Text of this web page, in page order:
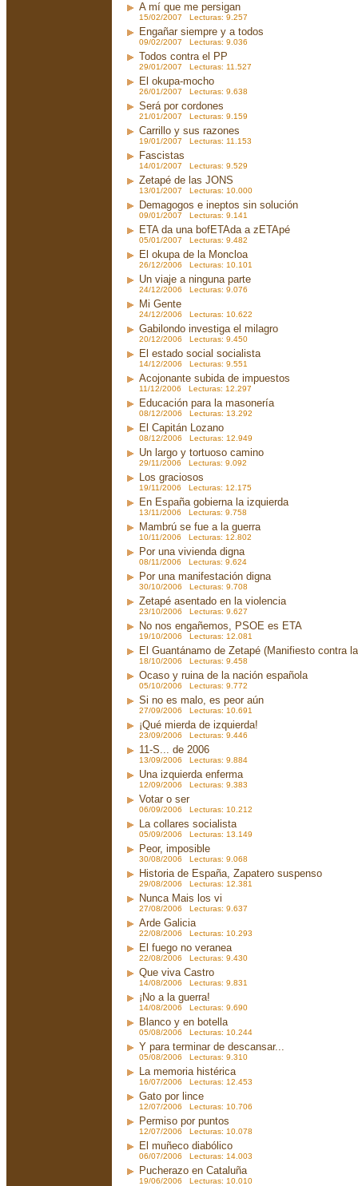
A mí que me persigan
15/02/2007 Lecturas: 9.257
Engañar siempre y a todos
09/02/2007 Lecturas: 9.036
Todos contra el PP
29/01/2007 Lecturas: 11.527
El okupa-mocho
26/01/2007 Lecturas: 9.638
Será por cordones
21/01/2007 Lecturas: 9.159
Carrillo y sus razones
19/01/2007 Lecturas: 11.153
Fascistas
14/01/2007 Lecturas: 9.529
Zetapé de las JONS
13/01/2007 Lecturas: 10.000
Demagogos e ineptos sin solución
09/01/2007 Lecturas: 9.141
ETA da una bofETAda a zETApé
05/01/2007 Lecturas: 9.482
El okupa de la Moncloa
26/12/2006 Lecturas: 10.101
Un viaje a ninguna parte
24/12/2006 Lecturas: 9.076
Mi Gente
24/12/2006 Lecturas: 10.622
Gabilondo investiga el milagro
20/12/2006 Lecturas: 9.450
El estado social socialista
14/12/2006 Lecturas: 9.551
Acojonante subida de impuestos
11/12/2006 Lecturas: 12.297
Educación para la masonería
08/12/2006 Lecturas: 13.292
El Capitán Lozano
08/12/2006 Lecturas: 12.949
Un largo y tortuoso camino
29/11/2006 Lecturas: 9.092
Los graciosos
19/11/2006 Lecturas: 12.175
En España gobierna la izquierda
13/11/2006 Lecturas: 9.758
Mambrú se fue a la guerra
10/11/2006 Lecturas: 12.802
Por una vivienda digna
08/11/2006 Lecturas: 9.624
Por una manifestación digna
30/10/2006 Lecturas: 9.708
Zetapé asentado en la violencia
23/10/2006 Lecturas: 9.627
No nos engañemos, PSOE es ETA
19/10/2006 Lecturas: 12.081
El Guantánamo de Zetapé (Manifiesto contra
18/10/2006 Lecturas: 9.458
Ocaso y ruina de la nación española
05/10/2006 Lecturas: 9.772
Si no es malo, es peor aún
27/09/2006 Lecturas: 10.691
¡Qué mierda de izquierda!
23/09/2006 Lecturas: 9.446
11-S... de 2006
13/09/2006 Lecturas: 9.884
Una izquierda enferma
12/09/2006 Lecturas: 9.383
Votar o ser
06/09/2006 Lecturas: 10.212
La collares socialista
05/09/2006 Lecturas: 13.149
Peor, imposible
30/08/2006 Lecturas: 9.068
Historia de España, Zapatero suspenso
29/08/2006 Lecturas: 12.381
Nunca Mais los vi
27/08/2006 Lecturas: 9.637
Arde Galicia
22/08/2006 Lecturas: 10.293
El fuego no veranea
22/08/2006 Lecturas: 9.430
Que viva Castro
14/08/2006 Lecturas: 9.831
¡No a la guerra!
14/08/2006 Lecturas: 9.690
Blanco y en botella
05/08/2006 Lecturas: 10.244
Y para terminar de descansar...
05/08/2006 Lecturas: 9.310
La memoria histérica
16/07/2006 Lecturas: 12.453
Gato por lince
12/07/2006 Lecturas: 10.706
Permiso por puntos
12/07/2006 Lecturas: 10.078
El muñeco diabólico
06/07/2006 Lecturas: 14.003
Pucherazo en Cataluña
19/06/2006 Lecturas: 10.010